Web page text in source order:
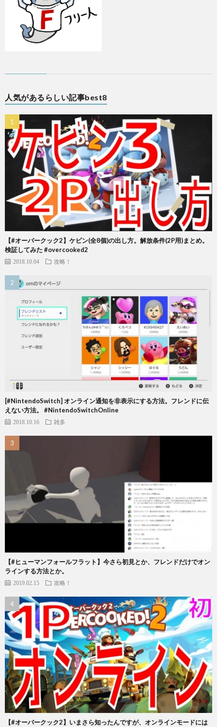
人気があるらしい記事best8
【#オーバークック2】ケビン(全8個)の出し方。解放条件(2P用)まとめ。
検証してみた #overcooked2
2018.10.04 攻略！
[#NintendoSwitch] オンライン通知を非表示にする方法。フレンドに伝
えない方法。 #NintendoSwitchOnline
2018.10.16 雑多
【#ヒューマンフォールフラット】今さら初見とか、フレンドだけでオン
ラインする方法とか。
2019.02.15 攻略！
【#オーバークック2】いまさら知ったんですが、オンラインモードには